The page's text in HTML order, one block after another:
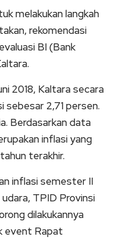
melakukan langkah
rekomendasi
BI (Bank
2018, Kaltara secara
sebesar 2,71 persen.
Berdasarkan data
inflasi yang
terakhir.
inflasi semester II
TPID Provinsi
dilakukannya
event Rapat